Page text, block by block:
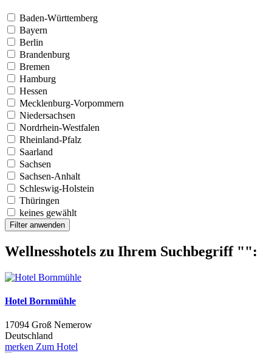
Baden-Württemberg
Bayern
Berlin
Brandenburg
Bremen
Hamburg
Hessen
Mecklenburg-Vorpommern
Niedersachsen
Nordrhein-Westfalen
Rheinland-Pfalz
Saarland
Sachsen
Sachsen-Anhalt
Schleswig-Holstein
Thüringen
keines gewählt
Filter anwenden
Wellnesshotels zu Ihrem Suchbegriff "":
Hotel Bornmühle
17094 Groß Nemerow
Deutschland
merken Zum Hotel